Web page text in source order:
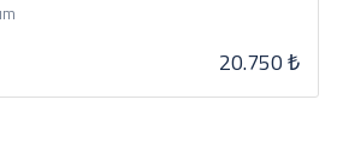
20.750 ₺